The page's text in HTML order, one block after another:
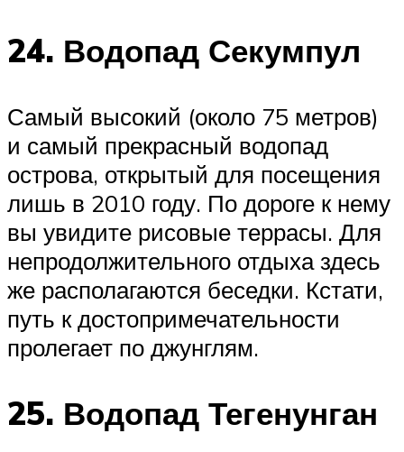
24. Водопад Секумпул
Самый высокий (около 75 метров)
и самый прекрасный водопад
острова, открытый для посещения
лишь в 2010 году. По дороге к нему
вы увидите рисовые террасы. Для
непродолжительного отдыха здесь
же располагаются беседки. Кстати,
путь к достопримечательности
пролегает по джунглям.
25. Водопад Тегенунган